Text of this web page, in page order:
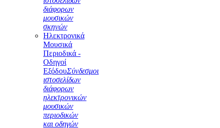
διάφορων
μουσικών
σκηνών
Ηλεκτρονικά
Μουσικά
Περιοδικά -
Οδηγοί
ΕξόδουΣύνδεσμοι
ιστοσελίδων
διάφορων
ηλεκτρονικών
μουσικών
περιοδικών
και οδηγών